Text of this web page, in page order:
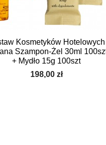
Kosmetyków Hotelowych
Szampon-Żel 30ml
+ Mydło 15g 100szt
198,00 zł
Szybki podgląd